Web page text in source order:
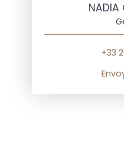
NADIA
+33